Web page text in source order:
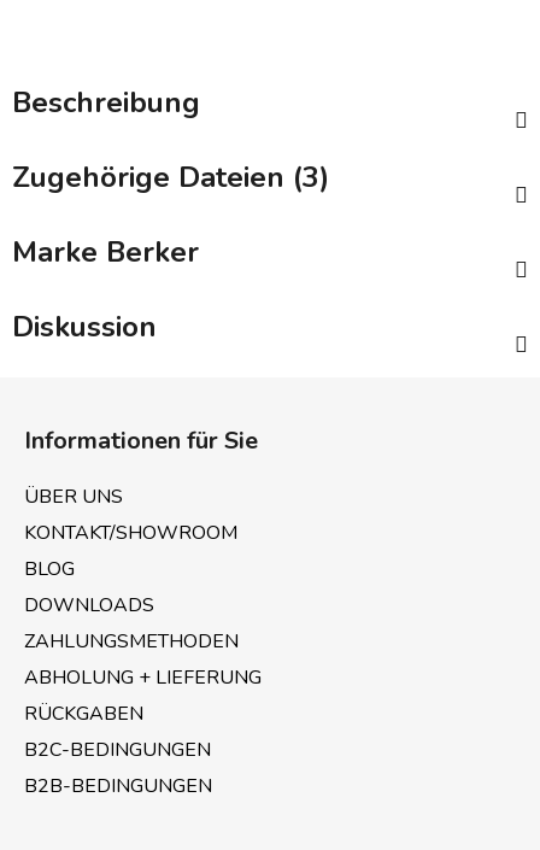
Beschreibung
Zugehörige Dateien (3)
Marke Berker
Diskussion
Informationen für Sie
ÜBER UNS
KONTAKT/SHOWROOM
BLOG
DOWNLOADS
ZAHLUNGSMETHODEN
ABHOLUNG + LIEFERUNG
RÜCKGABEN
B2C-BEDINGUNGEN
B2B-BEDINGUNGEN